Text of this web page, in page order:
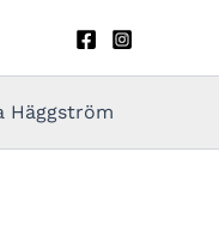
Häggström